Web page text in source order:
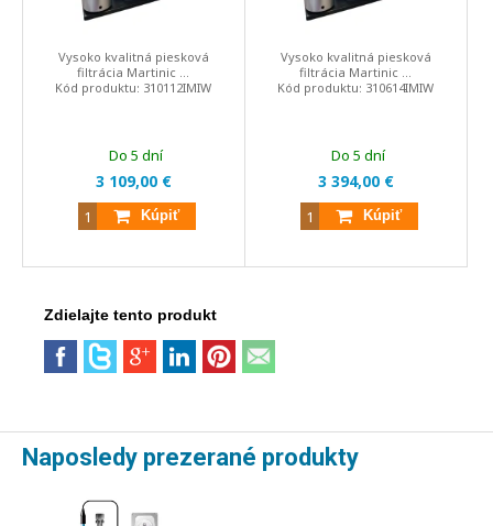
Vysoko kvalitná piesková
filtrácia Martinic ...
Kód produktu: 310112IMIW
3 109,00 €
Kúpiť
Do 5 dní
Vysoko kvalitná piesková
filtrácia Martinic ...
Kód produktu: 310614IMIW
3 394,00 €
Kúpiť
Do 5 dní
Zdielajte tento produkt
Naposledy prezerané produkty